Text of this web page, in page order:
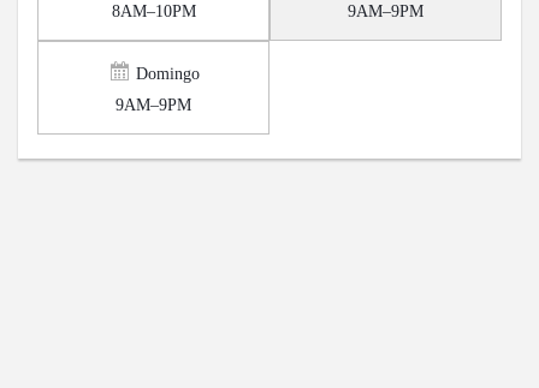
8AM–10PM
9AM–9PM
Domingo
9AM–9PM